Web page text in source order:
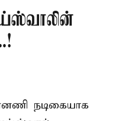
நடிகையாக